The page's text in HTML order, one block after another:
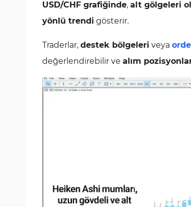
USD/CHF grafiğinde, alt gölgeleri
yönlü trendi gösterir.
Traderlar, destek bölgeleri veya
değerlendirebilir ve alım